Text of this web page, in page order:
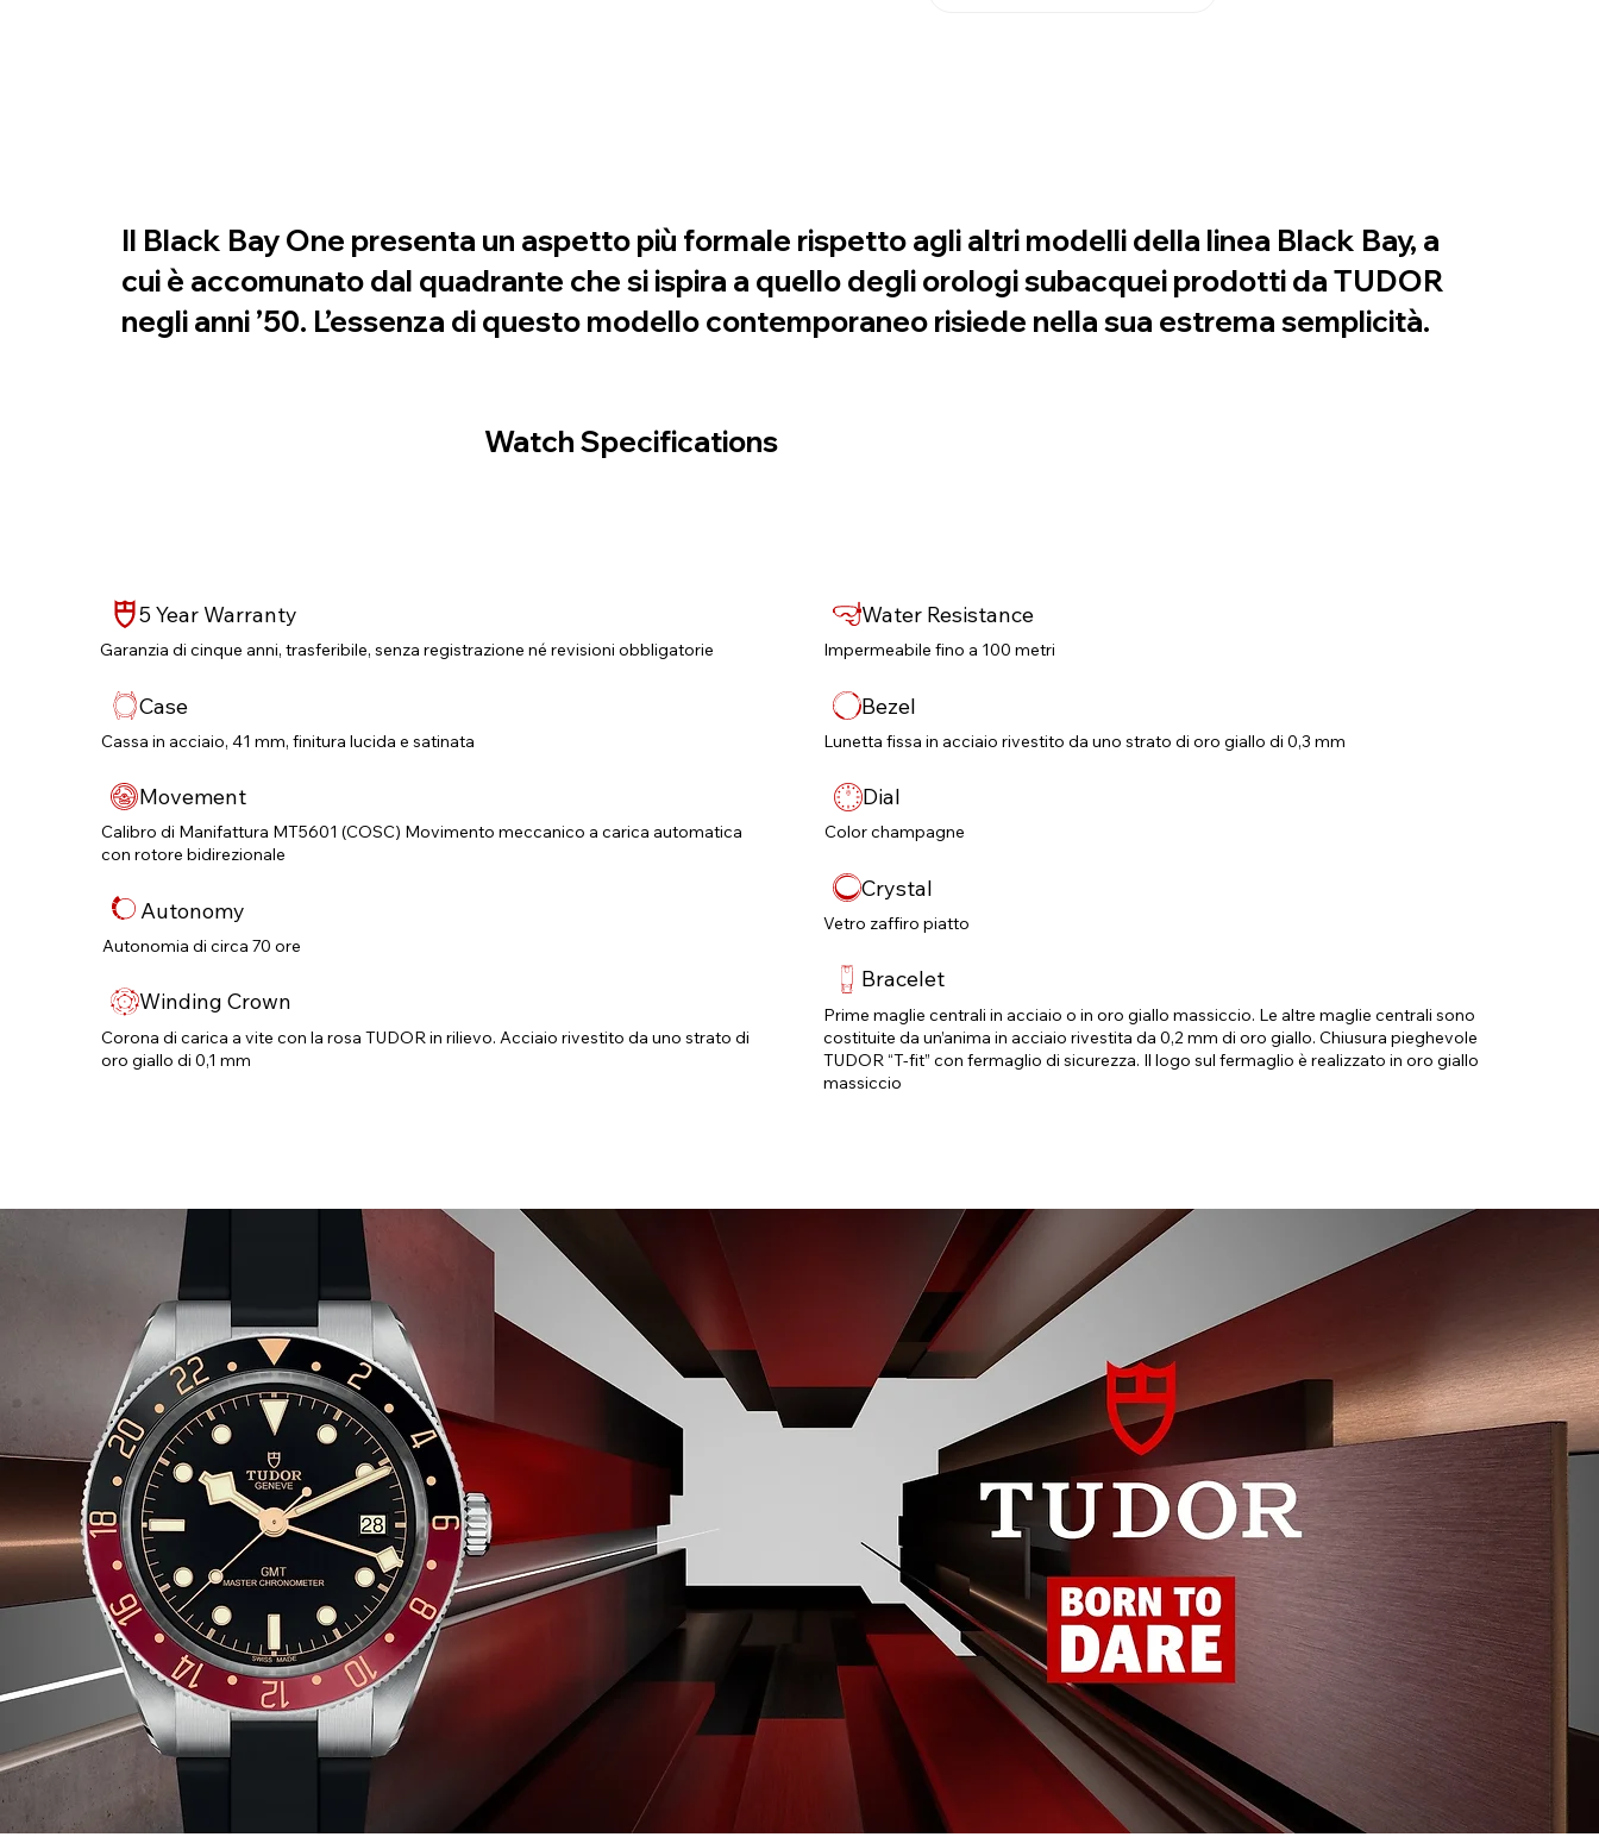
Il Black Bay One presenta un aspetto più formale rispetto agli altri modelli della linea Black Bay, a
cui è accomunato dal quadrante che si ispira a quello degli orologi subacquei prodotti da TUDOR
negli anni ’50. L’essenza di questo modello contemporaneo risiede nella sua estrema semplicità.
Watch Specifications
5 Year Warranty
Garanzia di cinque anni, trasferibile, senza registrazione né revisioni obbligatorie​
Case
Cassa in acciaio, 41 mm, finitura lucida e satinata
Movement
Calibro di Manifattura MT5601 (COSC) Movimento meccanico a carica automatica
con rotore bidirezionale
Autonomy
Autonomia di circa 70 ore
Winding Crown
Corona di carica a vite con la rosa TUDOR in rilievo. Acciaio rivestito da uno strato di
oro giallo di 0,1 mm
Water Resistance
Impermeabile fino a 100 metri
Bezel
Lunetta fissa in acciaio rivestito da uno strato di oro giallo di 0,3 mm
Dial
Color champagne
Crystal
Vetro zaffiro piatto
Bracelet
Prime maglie centrali in acciaio o in oro giallo massiccio. Le altre maglie centrali sono
costituite da un’anima in acciaio rivestita da 0,2 mm di oro giallo. Chiusura pieghevole
TUDOR “T‑fit” con fermaglio di sicurezza. Il logo sul fermaglio è realizzato in oro giallo
massiccio